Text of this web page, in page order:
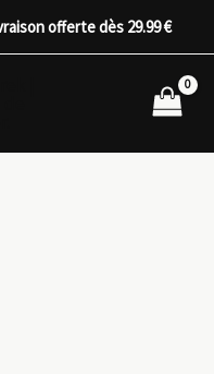
offerte dès 29.99 €